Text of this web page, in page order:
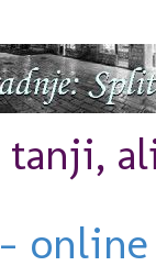
tanji,